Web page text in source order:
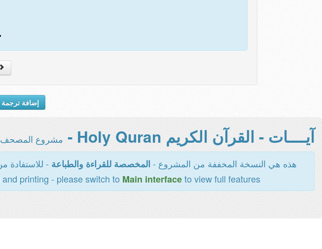
إضافة ترجمة
آيــــات - القرآن الكريم Holy Quran - مشروع المصحف
هذه هي النسخة المخففة من المشروع - المخصصة للقراءة والطباعة - للاستفادة
printing - please switch to Main interfaceto view full features